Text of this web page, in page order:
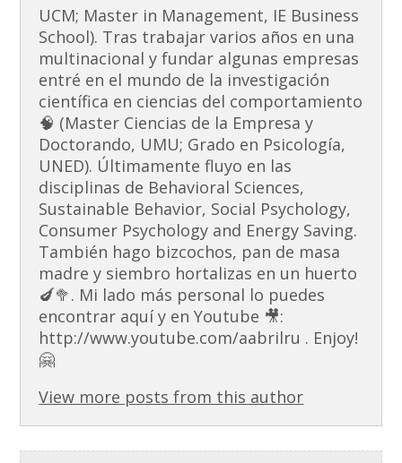
UCM; Master in Management, IE Business
School). Tras trabajar varios años en una
multinacional y fundar algunas empresas
entré en el mundo de la investigación
científica en ciencias del comportamiento
🧠 (Master Ciencias de la Empresa y
Doctorando, UMU; Grado en Psicología,
UNED). Últimamente fluyo en las
disciplinas de Behavioral Sciences,
Sustainable Behavior, Social Psychology,
Consumer Psychology and Energy Saving.
También hago bizcochos, pan de masa
madre y siembro hortalizas en un huerto
🍆🥦. Mi lado más personal lo puedes
encontrar aquí y en Youtube 🎥:
http://www.youtube.com/aabrilru . Enjoy!
🤗
View more posts from this author